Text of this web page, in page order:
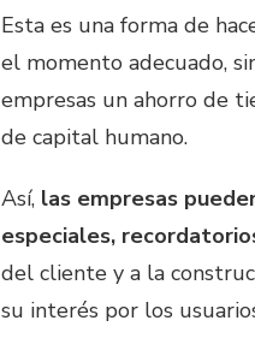
Esta es una forma de
el momento adecuado,
empresas un ahorro de
de capital humano.
Así, las empresas
especiales,
del cliente y a la
su interés por los